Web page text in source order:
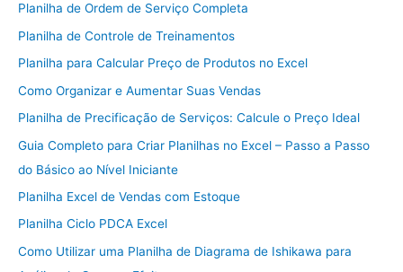
Planilha de Ordem de Serviço Completa
Planilha de Controle de Treinamentos
Planilha para Calcular Preço de Produtos no Excel
Como Organizar e Aumentar Suas Vendas
Planilha de Precificação de Serviços: Calcule o Preço Ideal
Guia Completo para Criar Planilhas no Excel – Passo a Passo
do Básico ao Nível Iniciante
Planilha Excel de Vendas com Estoque
Planilha Ciclo PDCA Excel
Como Utilizar uma Planilha de Diagrama de Ishikawa para